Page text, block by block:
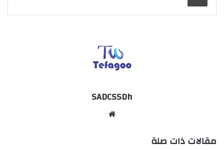
SADCSSDh
مقالات ذات صلة